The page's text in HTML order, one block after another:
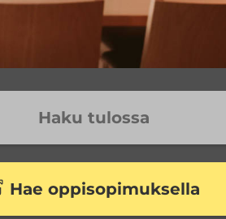
Haku tulossa
Hae oppisopimuksella